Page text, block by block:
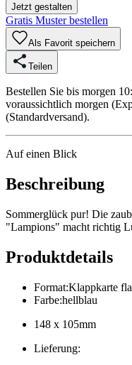
Jetzt gestalten
Gratis Muster bestellen
Als Favorit speichern
Teilen
Bestellen Sie bis morgen
voraussichtlich morgen
(Standardversand).
Auf einen Blick
Beschreibung
Sommerglück pur! Die
"Lampions" macht richtig
Produktdetails
Format:Klappkarte
Farbe:hellblau
148 x 105mm
Lieferung: